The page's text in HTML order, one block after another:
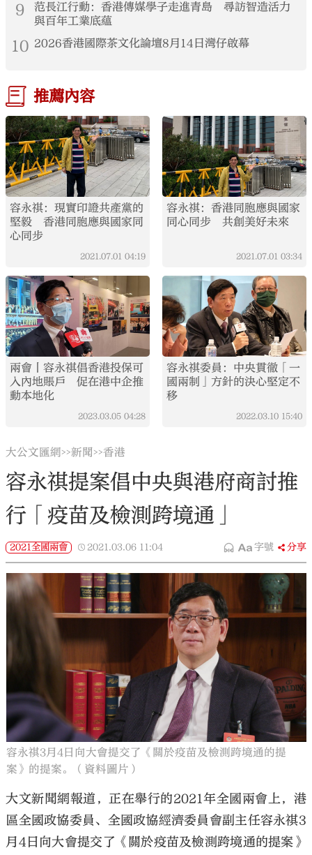
9
范長江行動：香港傳媒學子走進青島 尋訪智造活力
與百年工業底蘊
10 2026香港國際茶文化論壇8月14日灣仔啟幕
推薦內容
容永祺：現實印證共產黨的
堅毅 香港同胞應與國家同
心同步
2021.07.01 04:19
容永祺：香港同胞應與國家
同心同步 共創美好未來
2021.07.01 03:34
兩會丨容永祺倡香港投保可
入內地賬戶 促在港中企推
動本地化
2023.03.05 04:28
容永祺委員：中央貫徹「一
國兩制」方針的決心堅定不
移
2022.03.10 15:40
大公文匯網>>新聞>>香港
容永祺提案倡中央與港府商討推
行「疫苗及檢測跨境通」
2021全國兩會 2021.03.06 11:04 字號 分享
容永祺3月4日向大會提交了《關於疫苗及檢測跨境通的提
案》的提案。（資料圖片）
大文新聞網報道，正在舉行的2021年全國兩會上，港
區全國政協委員、全國政協經濟委員會副主任容永祺3
月4日向大會提交了《關於疫苗及檢測跨境通的提案》